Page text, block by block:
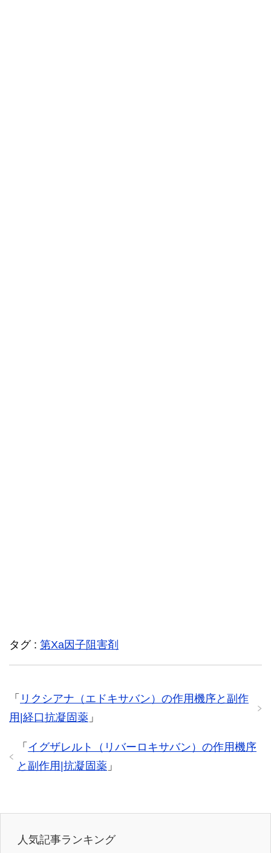
タグ : 第Xa因子阻害剤
「 リクシアナ（エドキサバン）の作用機序と副作
用|経口抗凝固薬 」
「 イグザレルト（リバーロキサバン）の作用機序
と副作用|抗凝固薬 」
人気記事ランキング